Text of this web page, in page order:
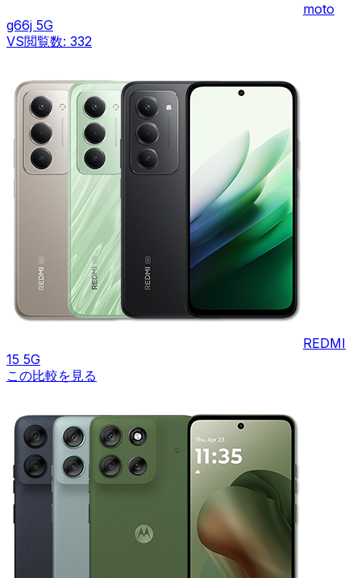
moto
g66j 5G
VS閲覧数: 332
REDMI
15 5G
この比較を見る